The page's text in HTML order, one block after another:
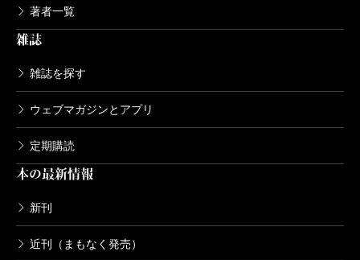
著者一覧
雑誌
雑誌を探す
ウェブマガジンとアプリ
定期購読
本の最新情報
新刊
近刊（まもなく発売）